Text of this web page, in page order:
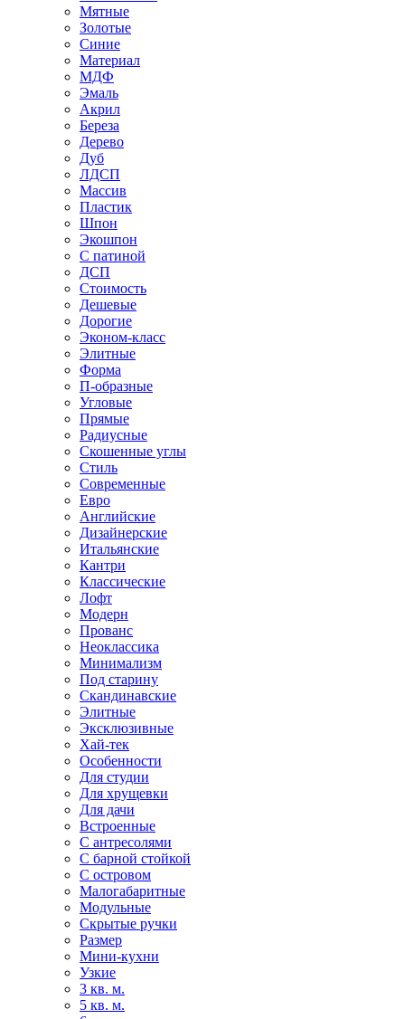
Мятные
Золотые
Синие
Материал
МДФ
Эмаль
Акрил
Береза
Дерево
Дуб
ЛДСП
Массив
Пластик
Шпон
Экошпон
С патиной
ДСП
Стоимость
Дешевые
Дорогие
Эконом-класс
Элитные
Форма
П-образные
Угловые
Прямые
Радиусные
Скошенные углы
Стиль
Современные
Евро
Английские
Дизайнерские
Итальянские
Кантри
Классические
Лофт
Модерн
Прованс
Неоклассика
Минимализм
Под старину
Скандинавские
Элитные
Эксклюзивные
Хай-тек
Особенности
Для студии
Для хрущевки
Для дачи
Встроенные
С антресолями
С барной стойкой
С островом
Малогабаритные
Модульные
Скрытые ручки
Размер
Мини-кухни
Узкие
3 кв. м.
5 кв. м.